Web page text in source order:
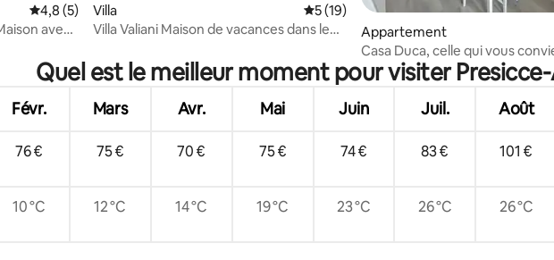
Évaluation moyenne sur la base de 5 commentaires : 4,8 sur 5
4,8 (5)
Villa Évaluation moyenne sur la base de 19
5 (19)
Villa Valiani Maison de vacances dans le
Appartement
Casa Duca, celle qui vous
Quel est le meilleur moment pour visiter
Févr. Mars Avr. Mai Juin Juil. Août
76 € 75 € 70 € 75 € 74 € 83 € 101 €
10 °C 12 °C 14 °C 19 °C 23 °C 26 °C 26 °C